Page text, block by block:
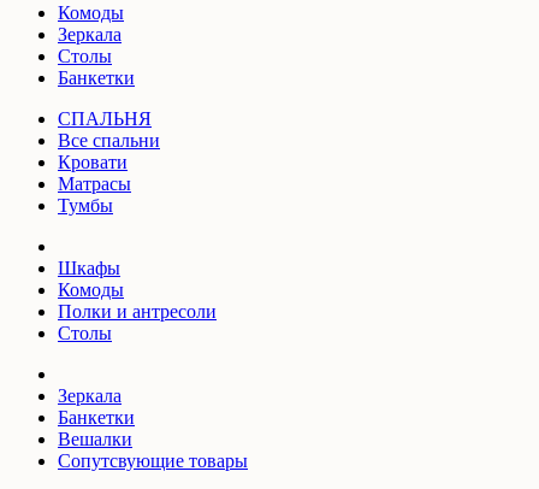
Комоды
Зеркала
Столы
Банкетки
СПАЛЬНЯ
Все спальни
Кровати
Матрасы
Тумбы
Шкафы
Комоды
Полки и антресоли
Столы
Зеркала
Банкетки
Вешалки
Сопутсвующие товары